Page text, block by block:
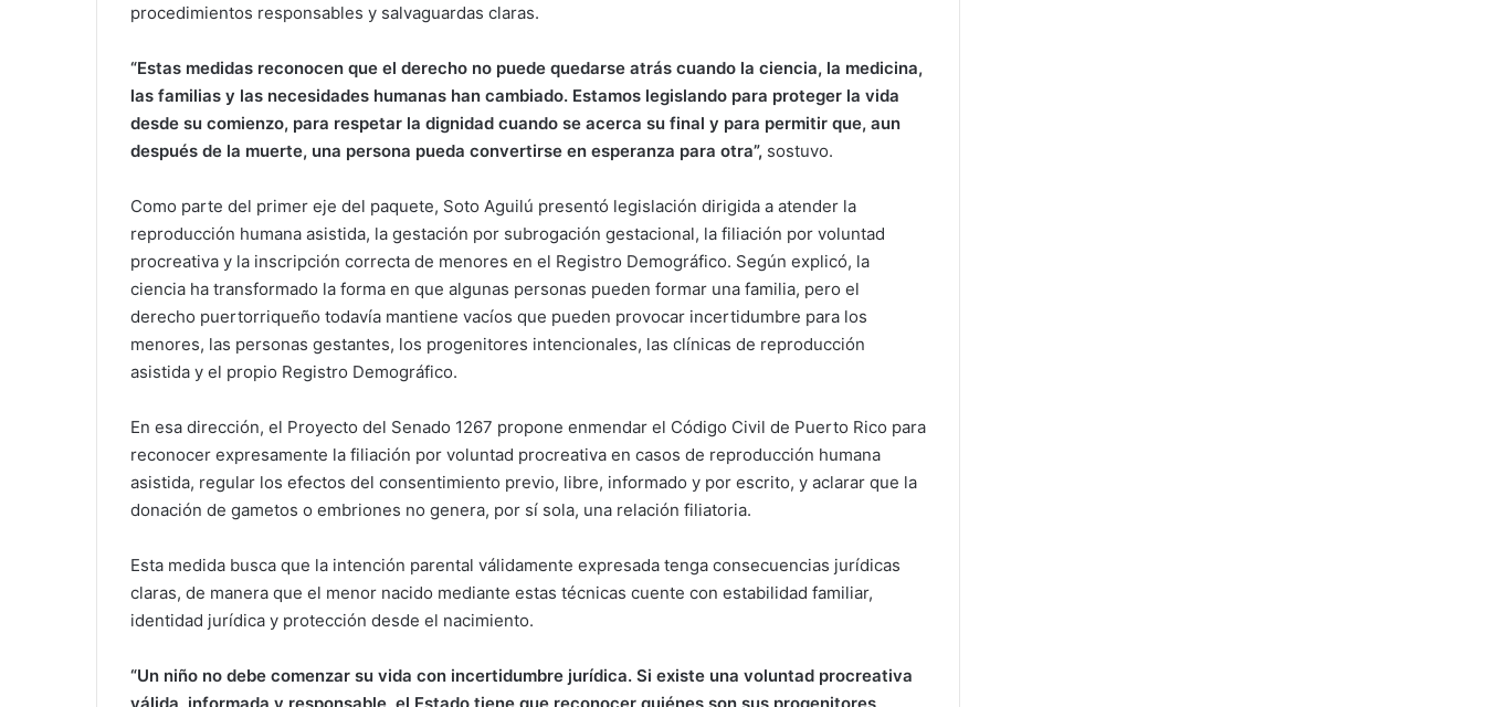
procedimientos responsables y salvaguardas claras.
“Estas medidas reconocen que el derecho no puede quedarse atrás cuando la ciencia, la medicina,
las familias y las necesidades humanas han cambiado. Estamos legislando para proteger la vida
desde su comienzo, para respetar la dignidad cuando se acerca su final y para permitir que, aun
después de la muerte, una persona pueda convertirse en esperanza para otra”, sostuvo.
Como parte del primer eje del paquete, Soto Aguilú presentó legislación dirigida a atender la
reproducción humana asistida, la gestación por subrogación gestacional, la filiación por voluntad
procreativa y la inscripción correcta de menores en el Registro Demográfico. Según explicó, la
ciencia ha transformado la forma en que algunas personas pueden formar una familia, pero el
derecho puertorriqueño todavía mantiene vacíos que pueden provocar incertidumbre para los
menores, las personas gestantes, los progenitores intencionales, las clínicas de reproducción
asistida y el propio Registro Demográfico.
En esa dirección, el Proyecto del Senado 1267 propone enmendar el Código Civil de Puerto Rico para
reconocer expresamente la filiación por voluntad procreativa en casos de reproducción humana
asistida, regular los efectos del consentimiento previo, libre, informado y por escrito, y aclarar que la
donación de gametos o embriones no genera, por sí sola, una relación filiatoria.
Esta medida busca que la intención parental válidamente expresada tenga consecuencias jurídicas
claras, de manera que el menor nacido mediante estas técnicas cuente con estabilidad familiar,
identidad jurídica y protección desde el nacimiento.
“Un niño no debe comenzar su vida con incertidumbre jurídica. Si existe una voluntad procreativa
válida, informada y responsable, el Estado tiene que reconocer quiénes son sus progenitores